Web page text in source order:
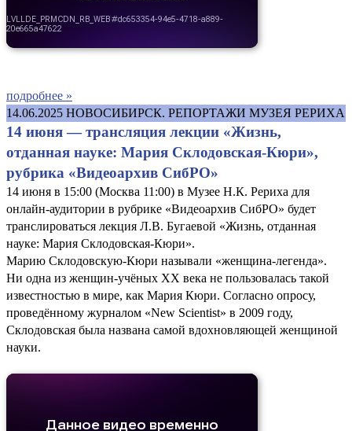
подробнее »
14.06.2025 НОВОСИБИРСК. РЕПОРТАЖИ МУЗЕЯ РЕРИХА
14 июня — трансляция лекции «Жизнь,
отданная науке: Мария Склодовская-Кюри»,
рубрика «Видеоархив СибРО»
14 июня в 15:00 (Москва 11:00) в Музее Н.К. Рериха для
онлайн-аудитории в рубрике «Видеоархив СибРО» будет
транслироваться лекция Л.В. Бугаевой «Жизнь, отданная
науке: Мария Склодовская-Кюри».
Марию Склодовскую-Кюри называли «женщина-легенда».
Ни одна из женщин-учёных XX века не пользовалась такой
известностью в мире, как Мария Кюри. Согласно опросу,
проведённому журналом «New Scientist» в 2009 году,
Склодовская была названа самой вдохновляющей женщиной
науки.